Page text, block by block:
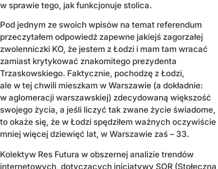
w sprawie tego, jak funkcjonuje stolica.
Pod jednym ze swoich wpisów na temat referendum
przeczytałem odpowiedź zapewne jakiejś zagorzałej
zwolenniczki KO, że jestem z Łodzi i mam tam wracać
zamiast krytykować znakomitego prezydenta
Trzaskowskiego. Faktycznie, pochodzę z Łodzi,
ale w tej chwili mieszkam w Warszawie (a dokładnie:
w aglomeracji warszawskiej) zdecydowaną większość
swojego życia, a jeśli liczyć tak zwane życie świadome,
to okaże się, że w Łodzi spędziłem ważnych oczywiście
mniej więcej dziewięć lat, w Warszawie zaś – 33.
Kolektyw Res Futura w obszernej analizie trendów
internetowych, dotyczących inicjatywy SOR (Stołeczna